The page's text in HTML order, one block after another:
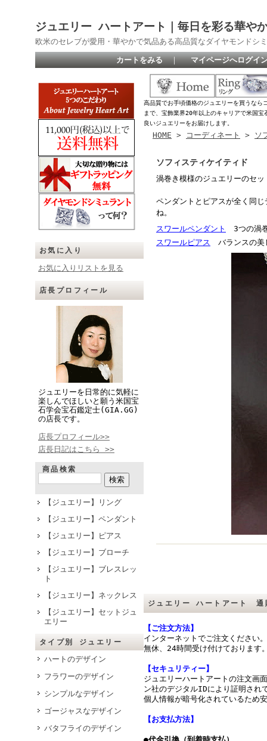
ジュエリー ハートアート｜毎日を彩る華や
欧米のセレブが愛用・華やかで気品ある高品質なダイヤモンドシ
カートをみる ｜ マイページへログイ
お気に入り
お気に入りリストを見る
店長プロフィール
ジュエリーを日常的に気軽に
楽しんでほしいと願う米国宝
石学会宝石鑑定士(GIA.GG)
の店長です。
店長プロフィール>>
店長日記はこちら >>
商品検索
【ジュエリー】リング
【ジュエリー】ペンダント
【ジュエリー】ピアス
【ジュエリー】ブローチ
【ジュエリー】ブレスレッ
ト
【ジュエリー】ネックレス
【ジュエリー】セットジュ
エリー
タイプ別 ジュエリー
ハートのデザイン
フラワーのデザイン
シンプルなデザイン
ゴージャスなデザイン
バタフライのデザイン
高品質でお手頃価格のジュエリーを買うなら
まで、宝飾業界20年以上のキャリアで米国
良いジュエリーをお届けします。
HOME > コーディネート > ソ
ソフィスティケイティド
渦巻き模様のジュエリーのセ
ペンダントとピアスが全く同
ね。
スワールペンダント
3つの渦
スワールピアス バランスの美
ジュエリー ハートアート 通
【ご注文方法】
インターネットでご注文ください
無休、24時間受け付けております
【セキュリティー】
ジュエリーハートアートの注文画
ン社のデジタルIDにより証明され
個人情報が暗号化されているため
【お支払方法】